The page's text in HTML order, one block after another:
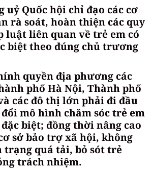
uỷ Quốc hội chỉ đạo các cơ
rà soát, hoàn thiện các quy
luật liên quan về trẻ em có
biệt theo đúng chủ trương
quyền địa phương các
phố Hà Nội, Thành phố
các đô thị lớn phải đi đầu
mô hình chăm sóc trẻ em
biệt; đồng thời nâng cao
sở bảo trợ xã hội, không
trạng quá tải, bỏ sót trẻ
trách nhiệm.